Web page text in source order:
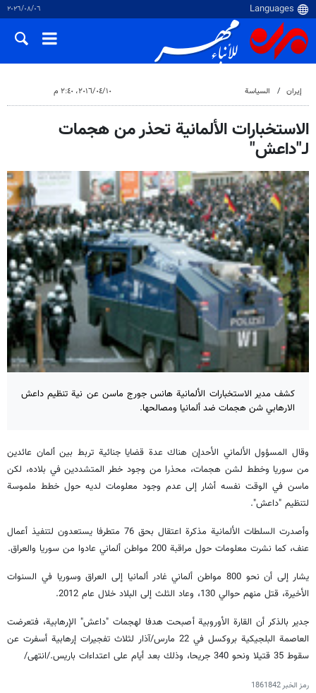
٠٦‏/٠٨‏/٢٠٢٦
إيران السياسة ١٠‏/٠٤‏/٢٠١٦، ٢:٤٠ م
الاستخبارات الألمانية تحذر من هجمات
لـ"داعش"
كشف مدير الاستخبارات الألمانية هانس جورج ماسن عن نية تنظيم داعش
الارهابي شن هجمات ضد ألمانيا ومصالحها.
وقال المسؤول الألماني الأحدإن هناك عدة قضايا جنائية تربط بين ألمان عائدين
من سوريا وخطط لشن هجمات، محذرا من وجود خطر المتشددين في بلاده، لكن
ماسن في الوقت نفسه أشار إلى عدم وجود معلومات لديه حول خطط ملموسة
لتنظيم "داعش".
وأصدرت السلطات الألمانية مذكرة اعتقال بحق 76 متطرفا يستعدون لتنفيذ أعمال
عنف، كما نشرت معلومات حول مراقبة 200 مواطن ألماني عادوا من سوريا والعراق.
يشار إلى أن نحو 800 مواطن ألماني غادر ألمانيا إلى العراق وسوريا في السنوات
الأخيرة، قتل منهم حوالي 130، وعاد الثلث إلى البلاد خلال عام 2012.
جدير بالذكر أن القارة الأوروبية أصبحت هدفا لهجمات "داعش" الإرهابية، فتعرضت
العاصمة البلجيكية بروكسل في 22 مارس/آذار لثلاث تفجيرات إرهابية أسفرت عن
سقوط 35 قتيلا ونحو 340 جريحا، وذلك بعد أيام على اعتداءات باريس./انتهى/
رمز الخبر1861842